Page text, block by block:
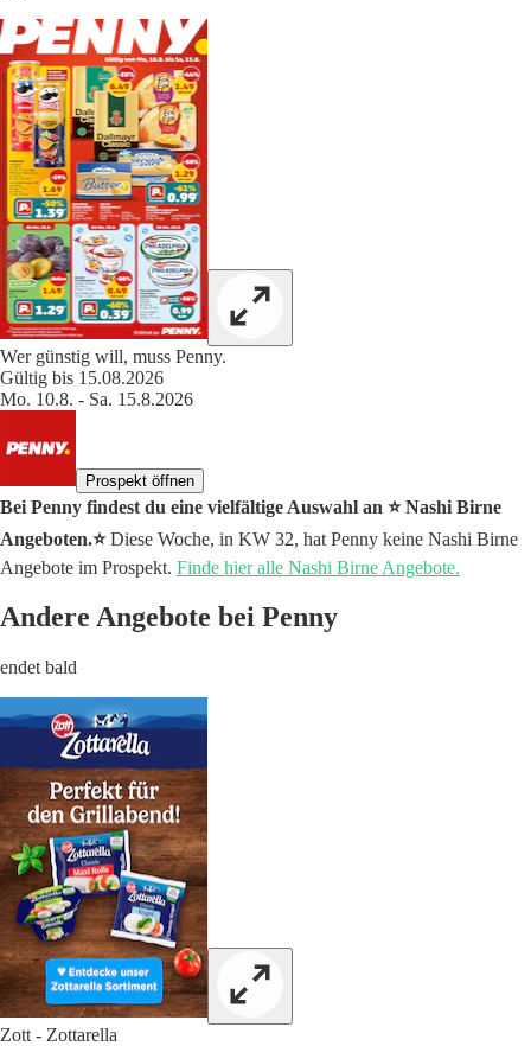
Wer günstig will, muss Penny.
Gültig bis 15.08.2026
Mo. 10.8. - Sa. 15.8.2026
Prospekt öffnen
Bei Penny findest du eine vielfältige Auswahl an ⭐️ Nashi Birne
Angeboten.⭐️Diese Woche, in KW 32, hat Penny keine Nashi Birne
Angebote im Prospekt. Finde hier alle Nashi Birne Angebote.
Andere Angebote bei Penny
endet bald
Zott - Zottarella